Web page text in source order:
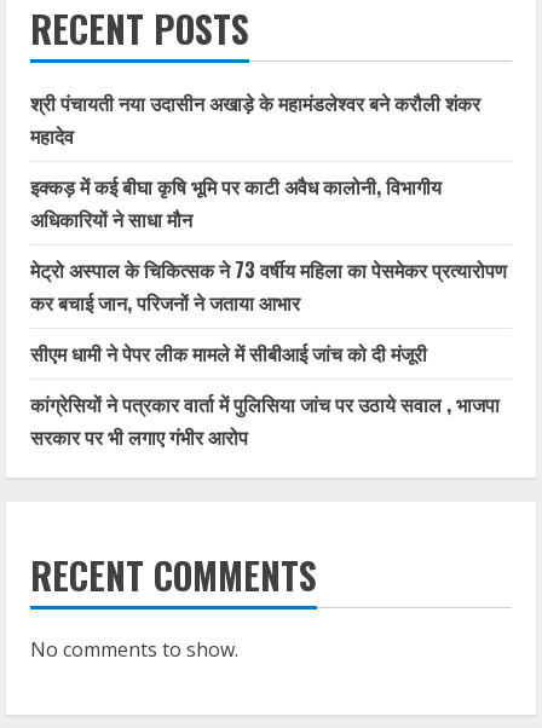
RECENT POSTS
श्री पंचायती नया उदासीन अखाड़े के महामंडलेश्वर बने करौली शंकर
महादेव
इक्कड़ में कई बीघा कृषि भूमि पर काटी अवैध कालोनी, विभागीय
अधिकारियों ने साधा मौन
मेट्रो अस्पाल के चिकित्सक ने 73 वर्षीय महिला का पेसमेकर प्रत्यारोपण
कर बचाई जान, परिजनों ने जताया आभार
सीएम धामी ने पेपर लीक मामले में सीबीआई जांच को दी मंजूरी
कांग्रेसियों ने पत्रकार वार्ता में पुलिसिया जांच पर उठाये सवाल , भाजपा
सरकार पर भी लगाए गंभीर आरोप
RECENT COMMENTS
No comments to show.